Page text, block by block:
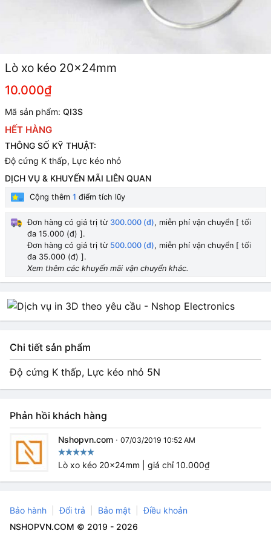
Lò xo kéo 20x24mm
10.000₫
Mã sản phẩm: QI3S
HẾT HÀNG
THÔNG SỐ KỸ THUẬT:
Độ cứng K thấp, Lực kéo nhỏ
DỊCH VỤ & KHUYẾN MÃI LIÊN QUAN
Cộng thêm 1 điểm tích lũy
Đơn hàng có giá trị từ 300.000 (đ), miễn phí vận chuyển [ tối
đa 15.000 (đ) ].
Đơn hàng có giá trị từ 500.000 (đ), miễn phí vận chuyển [ tối
đa 35.000 (đ) ].
Xem thêm các khuyến mãi vận chuyển khác.
Chi tiết sản phẩm
Độ cứng K thấp, Lực kéo nhỏ 5N
Phản hồi khách hàng
Nshopvn.com · 07/03/2019 10:52 AM
Lò xo kéo 20x24mm | giá chỉ 10.000₫
Bảo hành Đổi trả Bảo mật
Điều khoản
NSHOPVN.COM © 2019 - 2026